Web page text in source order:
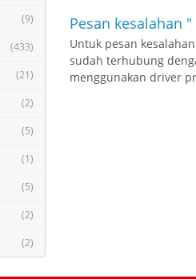
(9)
(433)
(21)
(2)
(5)
(1)
(5)
(2)
(2)
Pesan kesalahan
Untuk pesan
sudah terhubung
menggunakan driver